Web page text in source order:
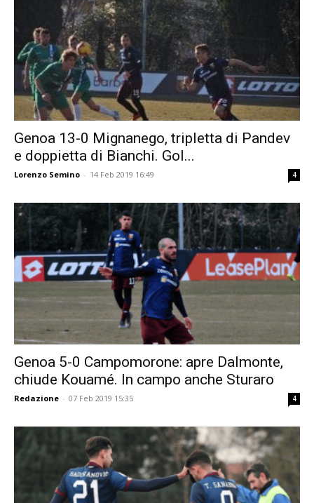
Genoa 13-0 Mignanego, tripletta di Pandev
e doppietta di Bianchi. Gol...
Lorenzo Semino - 14 Feb 2019 16:49 4
Genoa 5-0 Campomorone: apre Dalmonte,
chiude Kouamé. In campo anche Sturaro
Redazione - 07 Feb 2019 15:35 4